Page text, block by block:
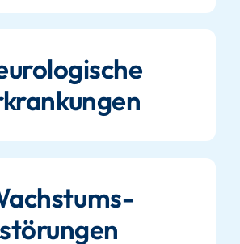
störungen